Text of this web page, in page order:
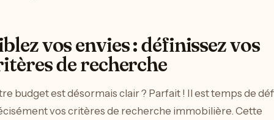
vos envies : définissez vos
de recherche
budget est désormais clair ? Parfait ! Il est temps de
vos critères de recherche immobilière. Cette